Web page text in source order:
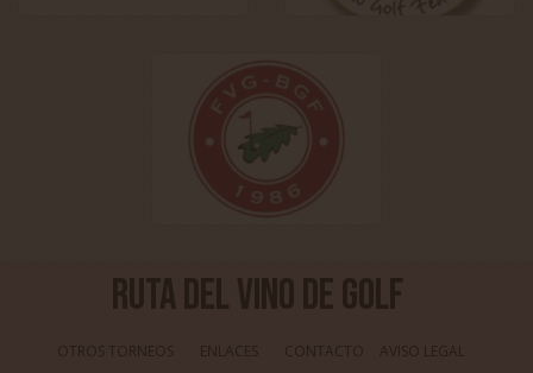
Ruta del Vino de Golf
OTROS TORNEOS ENLACES CONTACTO AVISO LEGAL